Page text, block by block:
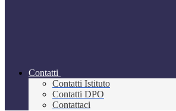
Contatti
Contatti Istituto
Contatti DPO
Contattaci